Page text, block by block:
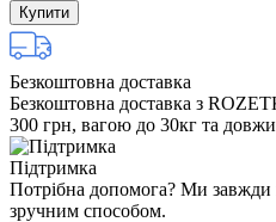
Купити
Безкоштовна доставка
Безкоштовна доставка з
300 грн, вагою до 30кг та
Підтримка
Потрібна допомога? Ми завжди
зручним способом.